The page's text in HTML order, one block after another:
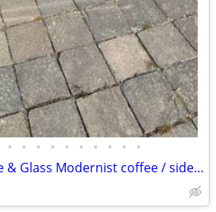
• • • • • • • • • •
(2) 1980's DIA Chrome & Glass Modernist coffee / side table B49